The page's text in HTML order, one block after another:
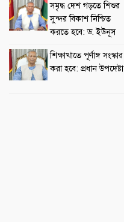
সমৃদ্ধ দেশ গড়তে শিশুর
সুন্দর বিকাশ নিশ্চিত
করতে হবে: ড. ইউনূস
শিক্ষাখাতে পূর্ণাঙ্গ সংস্কার
করা হবে: প্রধান উপদেষ্টা